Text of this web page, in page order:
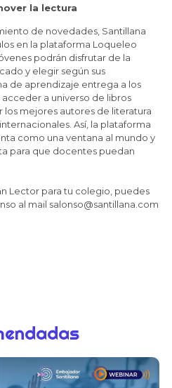
la lectura
de novedades, Santillana
en la plataforma Loqueleo
podrán disfrutar de la
y elegir según sus
de aprendizaje entrega a los
a universo de libros
los mejores autores de literatura
Así, la plataforma
como una ventana al mundo y
para que docentes puedan
Lector para tu colegio, puedes
al mail salonso@santillana.com